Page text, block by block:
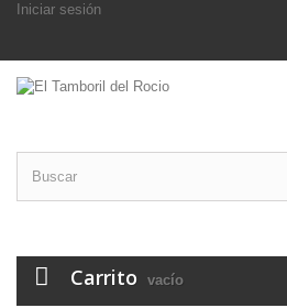
Iniciar sesión
Carrito vacío